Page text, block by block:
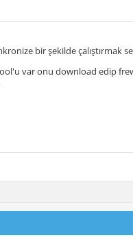
bir şekilde çalıştırmak
var onu download edip